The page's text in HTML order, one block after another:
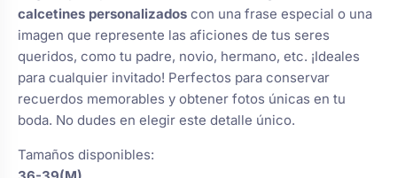
para arras
alianzas
porta alianzas
Perchas de comunión
personalizadas
Rasca y Gana para Comunión:
Sorpresas y Diversión
Detalles de comunión para invitados
Bolsos personalizados
Neceseres personalizados
Otros regalos
calcetines personalizados con una frase especial o una
imagen que represente las aficiones de tus seres
queridos, como tu padre, novio, hermano, etc. ¡Ideales
para cualquier invitado! Perfectos para conservar
recuerdos memorables y obtener fotos únicas en tu
boda. No dudes en elegir este detalle único.
Tamaños disponibles: